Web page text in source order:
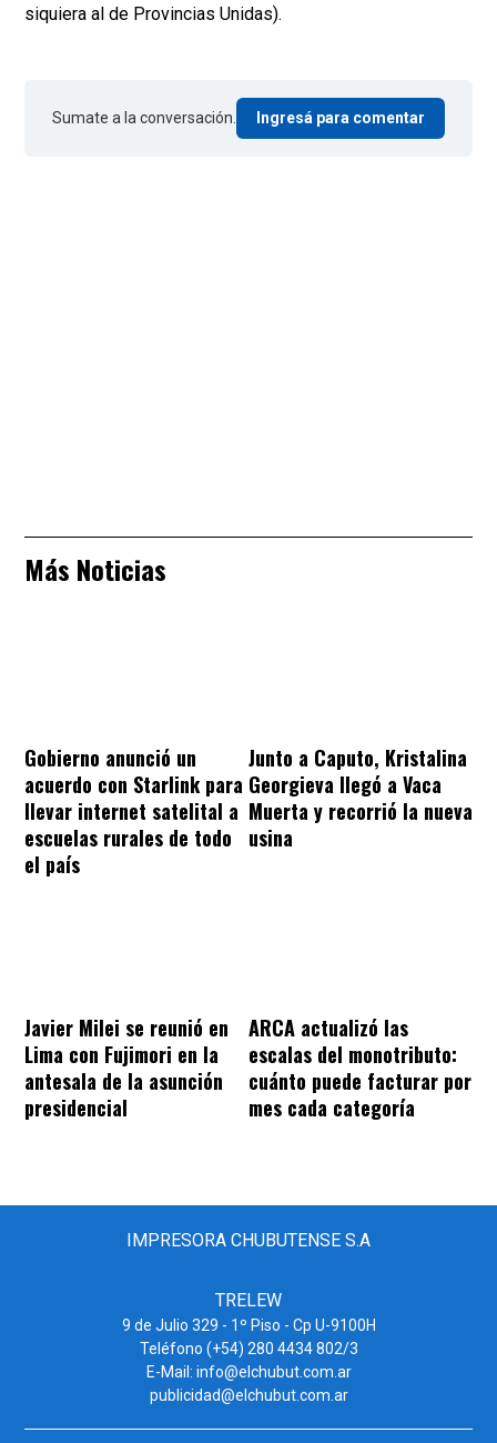
siquiera al de Provincias Unidas).
Sumate a la conversación. Ingresá para comentar
Más Noticias
Gobierno anunció un
acuerdo con Starlink para
llevar internet satelital a
escuelas rurales de todo
el país
Junto a Caputo, Kristalina
Georgieva llegó a Vaca
Muerta y recorrió la nueva
usina
Javier Milei se reunió en
Lima con Fujimori en la
antesala de la asunción
presidencial
ARCA actualizó las
escalas del monotributo:
cuánto puede facturar por
mes cada categoría
IMPRESORA CHUBUTENSE S.A
TRELEW
9 de Julio 329 - 1º Piso - Cp U-9100H
Teléfono (+54) 280 4434 802/3
E-Mail: info@elchubut.com.ar
publicidad@elchubut.com.ar